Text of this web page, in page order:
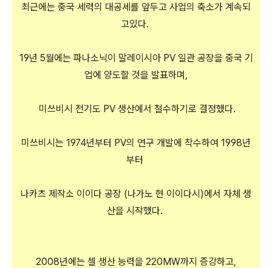
최근에는 중국 세력의 대공세를 앞두고 사업의 축소가 계속되
고있다.
19년 5월에는 파나소닉이 말레이시아 PV 일관 공장을 중국 기
업에 양도할 것을 발표하며,
미쓰비시 전기도 PV 생산에서 철수하기로 결정했다.
미쓰비시는 1974년부터 PV의 연구 개발에 착수하여 1998년
부터
나카츠 제작소 이이다 공장 (나가노 현 이이다시)에서 자체 생
산을 시작했다.
2008년에는 셀 생산 능력을 220MW까지 증강하고,